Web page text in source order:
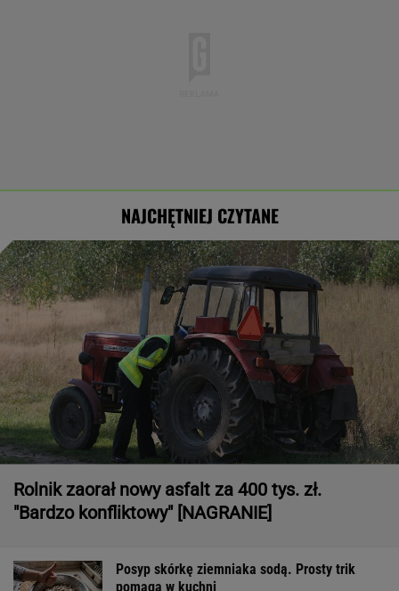
NAJCHĘTNIEJ CZYTANE
Rolnik zaorał nowy asfalt za 400 tys. zł.
"Bardzo konfliktowy" [NAGRANIE]
Posyp skórkę ziemniaka sodą. Prosty trik
pomaga w kuchni